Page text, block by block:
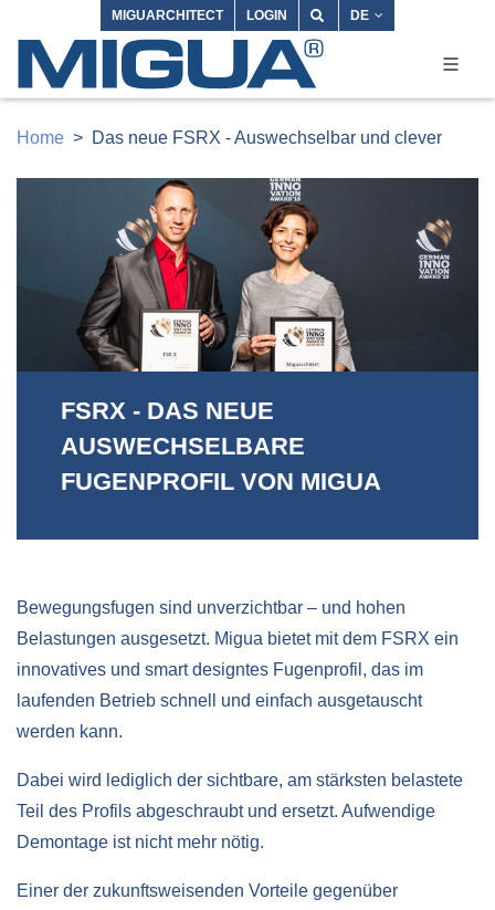
MIGUARCHITECT LOGIN DE
Home Das neue FSRX - Auswechselbar und clever
FSRX - DAS NEUE
AUSWECHSELBARE
FUGENPROFIL VON MIGUA
Bewegungsfugen sind unverzichtbar – und hohen
Belastungen ausgesetzt. Migua bietet mit dem FSRX ein
innovatives und smart designtes Fugenprofil, das im
laufenden Betrieb schnell und einfach ausgetauscht
werden kann.
Dabei wird lediglich der sichtbare, am stärksten belastete
Teil des Profils abgeschraubt und ersetzt. Aufwendige
Demontage ist nicht mehr nötig.
Einer der zukunftsweisenden Vorteile gegenüber